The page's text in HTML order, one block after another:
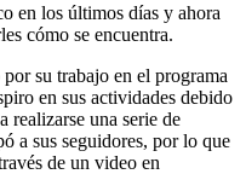
en los últimos días y ahora
cómo se encuentra.
su trabajo en el programa
en sus actividades debido
realizarse una serie de
a sus seguidores, por lo que
de un video en